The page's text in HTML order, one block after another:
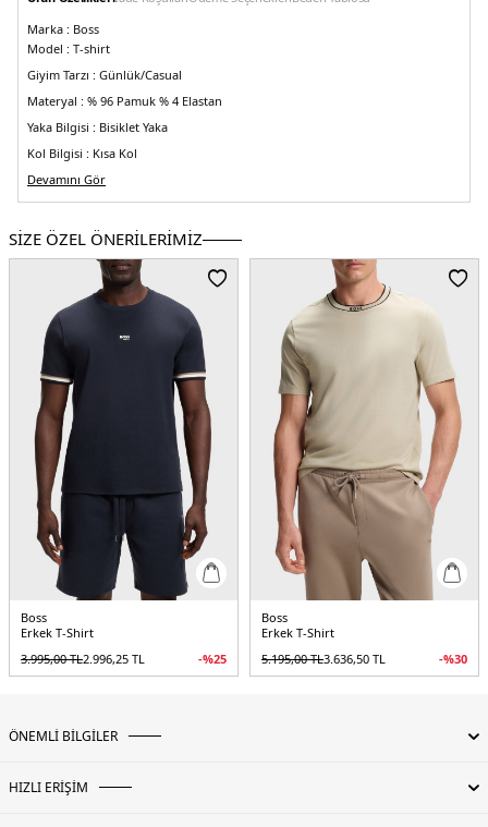
Marka : Boss
Model : T-shirt
Giyim Tarzı : Günlük/Casual
Materyal : % 96 Pamuk % 4 Elastan
Yaka Bilgisi : Bisiklet Yaka
Kol Bilgisi : Kısa Kol
Kalıp Bilgisi :Relaxed Fit
Manken Ölçüsü :Kilo : 79 kg / Boy : 1.89 cm / Göğüs : 101 cm / Bel : 83 cm /
Üretim Yeri :Bangladeş
5DY150473278217.03
Devamını Gör
SİZE ÖZEL ÖNERİLERİMİZ
Boss
Erkek T-Shirt
3.995,00TL2.996,25 TL -%25
Boss
Erkek T-Shirt
5.195,00TL3.636,50 TL -%30
ÖNEMLİ BİLGİLER
HIZLI ERİŞİM